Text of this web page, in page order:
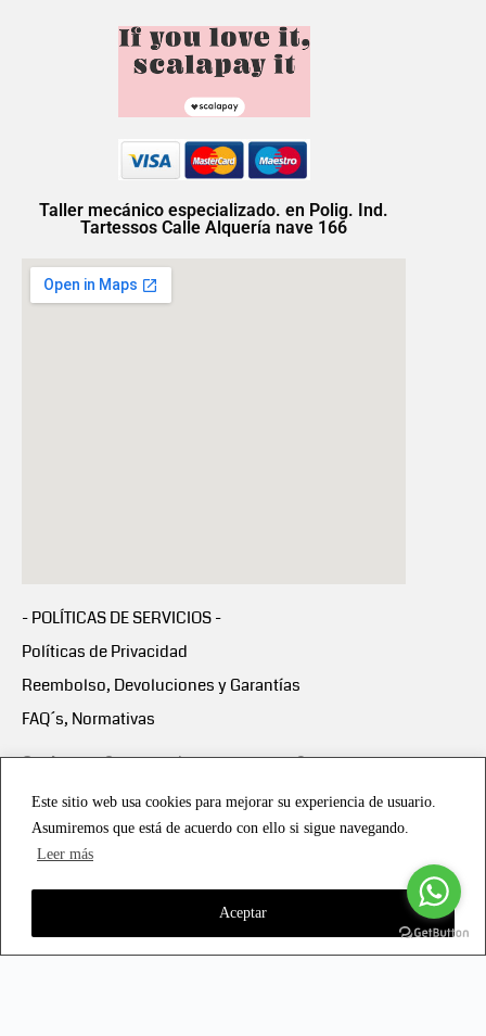
Este sitio web usa cookies para mejorar su experiencia de usuario.
Asumiremos que está de acuerdo con ello si sigue navegando.
Leer más
Aceptar
Taller mecánico especializado. en Polig. Ind.
Tartessos Calle Alquería nave 166
- POLÍTICAS DE SERVICIOS -
Políticas de Privacidad
Reembolso, Devoluciones y Garantías
FAQ´s, Normativas
Scalapay:Compra ahora y paga en 3 cuotas
Scalapay Política Privacidad
Copyright © 2021 all rights reserved - Vialmotor